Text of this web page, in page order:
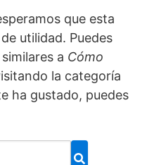
que esta
utilidad. Puedes
a Cómo
la categoría
ha gustado, puedes